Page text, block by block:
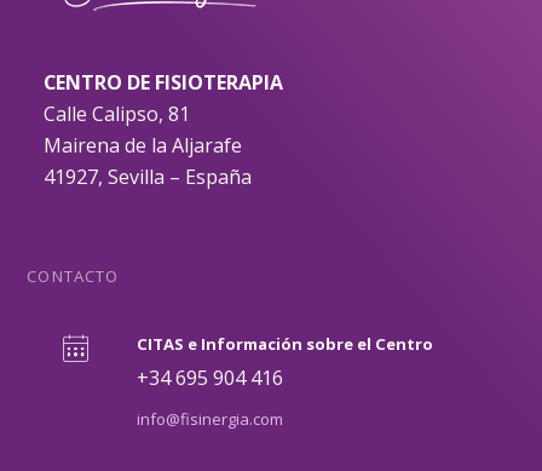
CENTRO DE FISIOTERAPIA
Calle Calipso, 81
Mairena de la Aljarafe
41927, Sevilla – España
CONTACTO
CITAS e Información sobre el Centro
+34 695 904 416
info@fisinergia.com